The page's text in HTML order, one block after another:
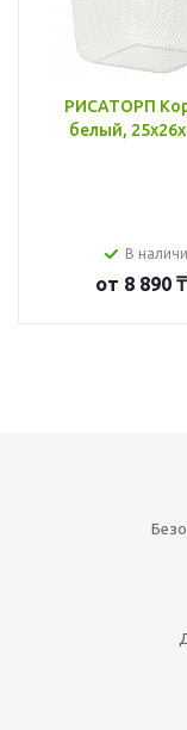
РИСАТОРП
белый,
В
от 8 890 ₸